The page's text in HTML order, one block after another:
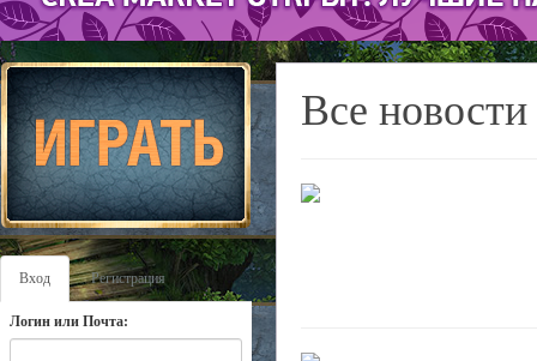
Вход Регистрация
Логин или Почта:
Все новости